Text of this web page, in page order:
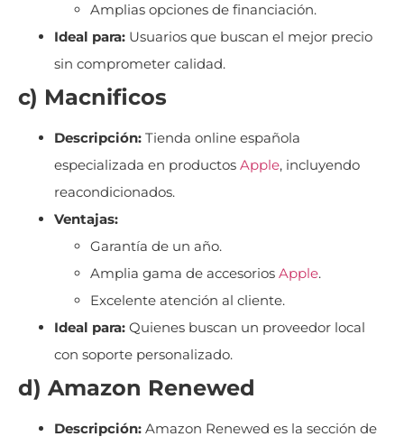
Amplias opciones de financiación.
Ideal para: Usuarios que buscan el mejor precio
sin comprometer calidad.
c) Macnificos
Descripción: Tienda online española
especializada en productos Apple, incluyendo
reacondicionados.
Ventajas:
Garantía de un año.
Amplia gama de accesorios Apple.
Excelente atención al cliente.
Ideal para: Quienes buscan un proveedor local
con soporte personalizado.
d) Amazon Renewed
Descripción: Amazon Renewed es la sección de